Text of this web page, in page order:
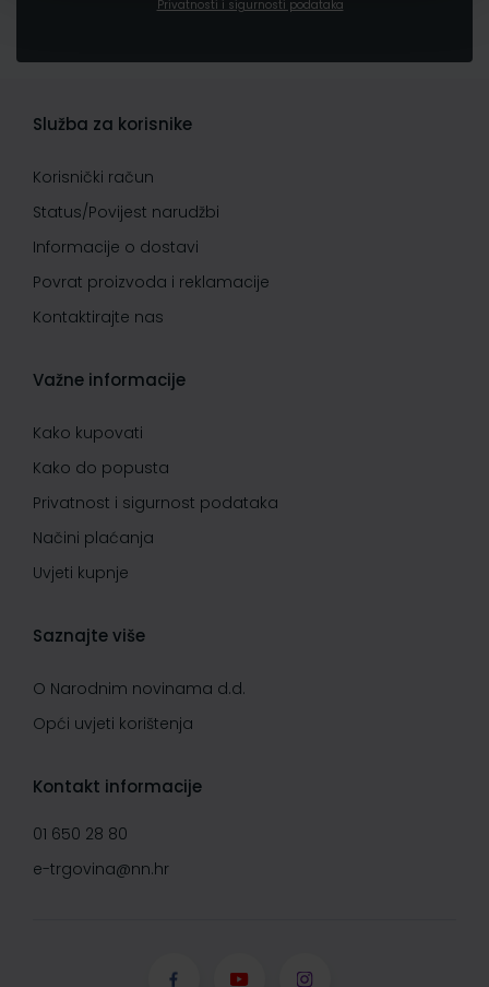
Privatnosti i sigurnosti podataka
Služba za korisnike
Korisnički račun
Status/Povijest narudžbi
Informacije o dostavi
Povrat proizvoda i reklamacije
Kontaktirajte nas
Važne informacije
Kako kupovati
Kako do popusta
Privatnost i sigurnost podataka
Načini plaćanja
Uvjeti kupnje
Saznajte više
O Narodnim novinama d.d.
Opći uvjeti korištenja
Kontakt informacije
01 650 28 80
e-trgovina@nn.hr